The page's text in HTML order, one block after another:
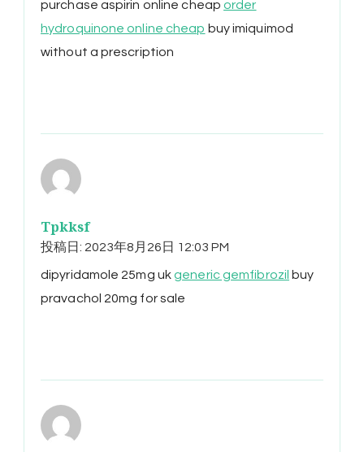
purchase aspirin online cheaporder
hydroquinone online cheap buy imiquimod
without a prescription
Tpkksf
投稿日: 2023年8月26日 12:03 PM
dipyridamole 25mg ukgeneric gemfibrozil buy
pravachol 20mg for sale